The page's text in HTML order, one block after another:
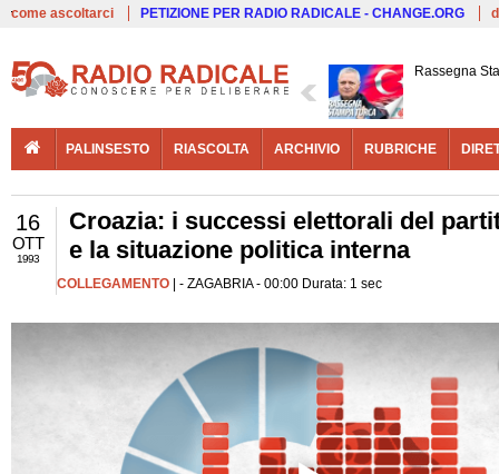
come ascoltarci PETIZIONE PER RADIO RADICALE - CHANGE.ORG
Rassegna
PALINSESTO RIASCOLTA ARCHIVIO RUBRICHE
16
OTT
1993
Croazia: i successi elettorali del
e la situazione politica interna
COLLEGAMENTO | - ZAGABRIA - 00:00 Durata: 1 sec